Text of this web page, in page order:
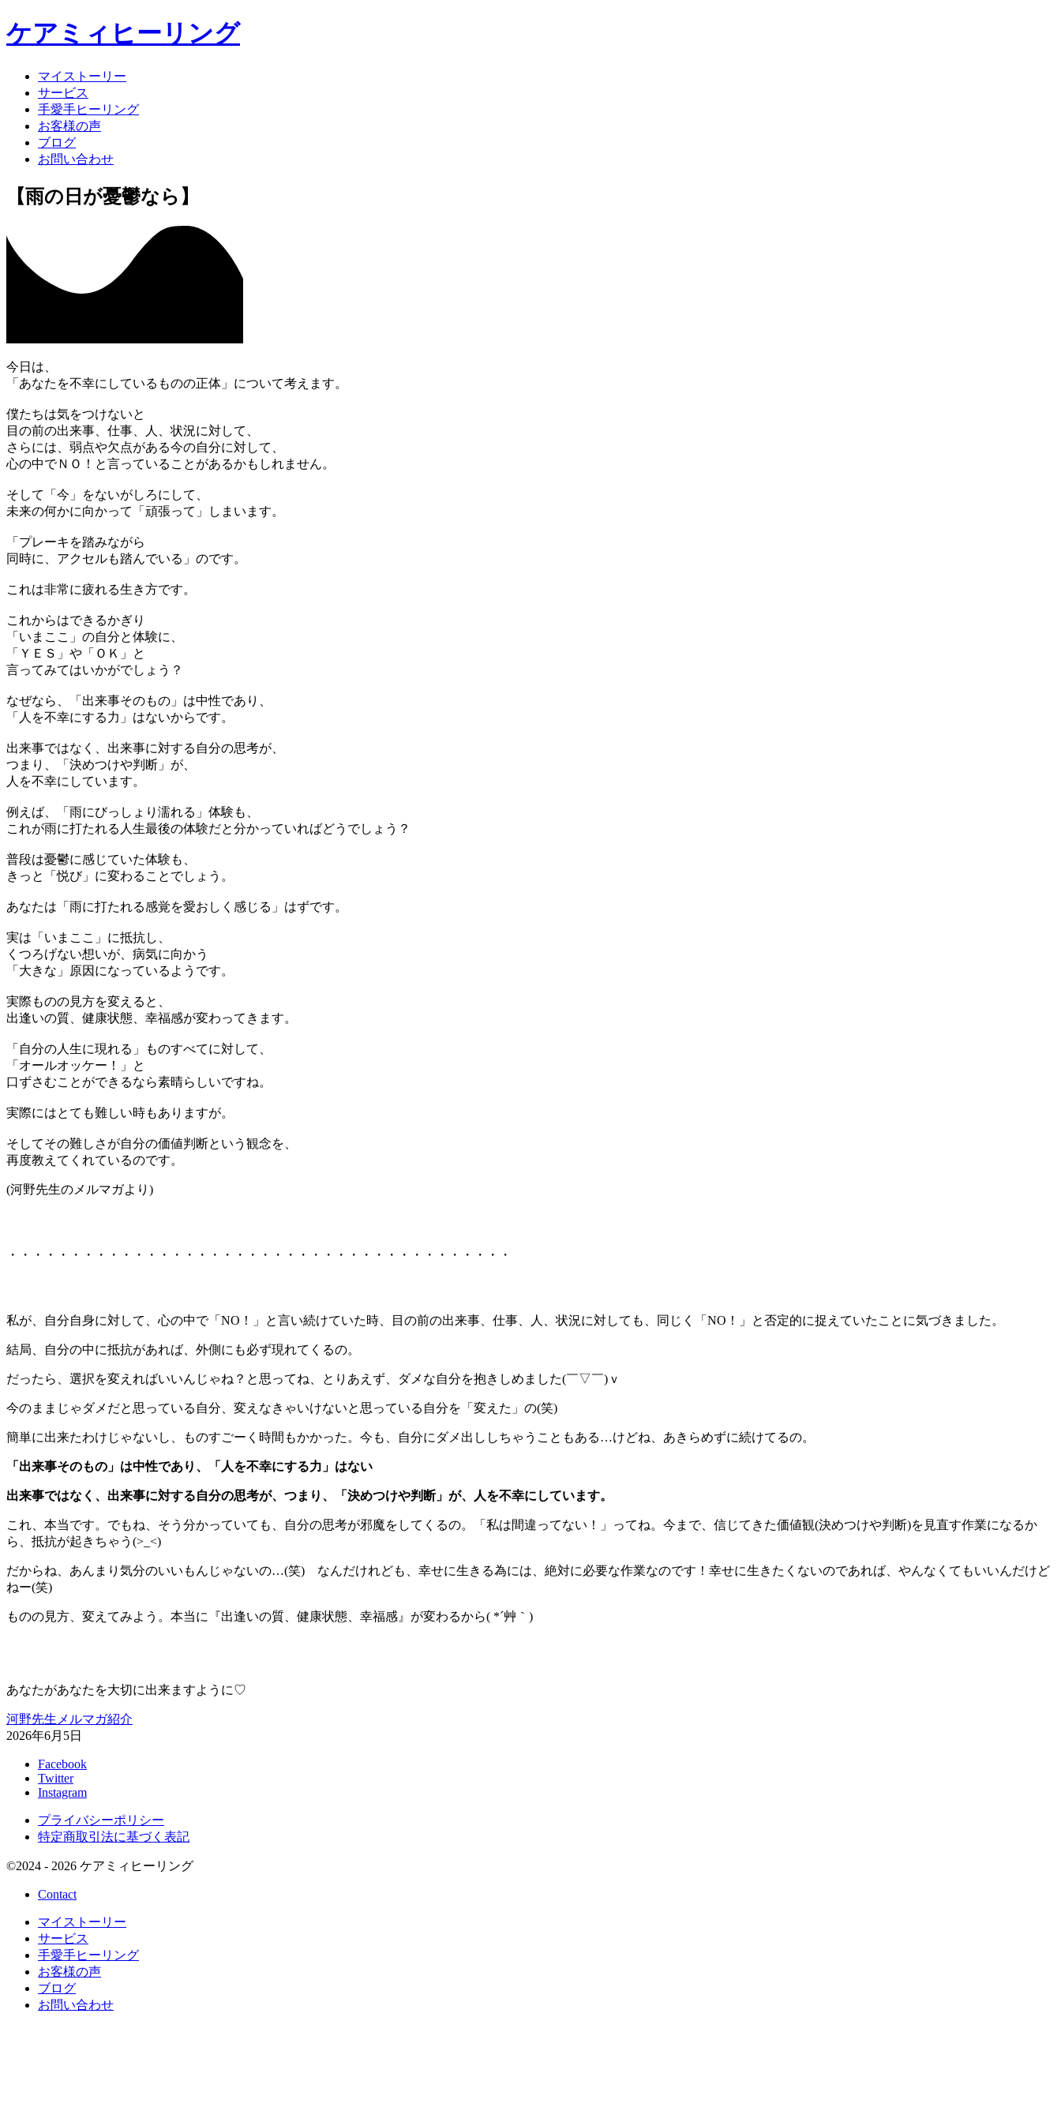
ケアミィヒーリング
マイストーリー
サービス
手愛手ヒーリング
お客様の声
ブログ
お問い合わせ
【雨の日が憂鬱なら】
今日は、
「あなたを不幸にしているものの正体」について考えます。
僕たちは気をつけないと
目の前の出来事、仕事、人、状況に対して、
さらには、弱点や欠点がある今の自分に対して、
心の中でＮＯ！と言っていることがあるかもしれません。
そして「今」をないがしろにして、
未来の何かに向かって「頑張って」しまいます。
「プレーキを踏みながら
同時に、アクセルも踏んでいる」のです。
これは非常に疲れる生き方です。
これからはできるかぎり
「いまここ」の自分と体験に、
「ＹＥＳ」や「ＯＫ」と
言ってみてはいかがでしょう？
なぜなら、「出来事そのもの」は中性であり、
「人を不幸にする力」はないからです。
出来事ではなく、出来事に対する自分の思考が、
つまり、「決めつけや判断」が、
人を不幸にしています。
例えば、「雨にびっしょり濡れる」体験も、
これが雨に打たれる人生最後の体験だと分かっていればどうでしょう？
普段は憂鬱に感じていた体験も、
きっと「悦び」に変わることでしょう。
あなたは「雨に打たれる感覚を愛おしく感じる」はずです。
実は「いまここ」に抵抗し、
くつろげない想いが、病気に向かう
「大きな」原因になっているようです。
実際ものの見方を変えると、
出逢いの質、健康状態、幸福感が変わってきます。
「自分の人生に現れる」ものすべてに対して、
「オールオッケー！」と
口ずさむことができるなら素晴らしいですね。
実際にはとても難しい時もありますが。
そしてその難しさが自分の価値判断という観念を、
再度教えてくれているのです。
(河野先生のメルマガより)
・・・・・・・・・・・・・・・・・・・・・・・・・・・・・・・・・・・・・・・・
私が、自分自身に対して、心の中で「NO！」と言い続けていた時、目の前の出来事、仕事、人、状況に対しても、同じく「NO！」と否定的に捉えていたことに気づきました。
結局、自分の中に抵抗があれば、外側にも必ず現れてくるの。
だったら、選択を変えればいいんじゃね？と思ってね、とりあえず、ダメな自分を抱きしめました(￣▽￣)ｖ
今のままじゃダメだと思っている自分、変えなきゃいけないと思っている自分を「変えた」の(笑)
簡単に出来たわけじゃないし、ものすごーく時間もかかった。今も、自分にダメ出ししちゃうこともある…けどね、あきらめずに続けてるの。
「出来事そのもの」は中性であり、「人を不幸にする力」はない
出来事ではなく、出来事に対する自分の思考が、つまり、「決めつけや判断」が、人を不幸にしています。
これ、本当です。でもね、そう分かっていても、自分の思考が邪魔をしてくるの。「私は間違ってない！」ってね。今まで、信じてきた価値観(決めつけや判断)を見直す作業になるか
ら、抵抗が起きちゃう(>_<)
だからね、あんまり気分のいいもんじゃないの…(笑) なんだけれども、幸せに生きる為には、絶対に必要な作業なのです！幸せに生きたくないのであれば、やんなくてもいいんだけど
ねー(笑)
ものの見方、変えてみよう。本当に『出逢いの質、健康状態、幸福感』が変わるから( *´艸｀)
あなたがあなたを大切に出来ますように♡
河野先生メルマガ紹介
2026年6月5日
Facebook
Twitter
Instagram
プライバシーポリシー
特定商取引法に基づく表記
©2024 - 2026 ケアミィヒーリング
Contact
マイストーリー
サービス
手愛手ヒーリング
お客様の声
ブログ
お問い合わせ